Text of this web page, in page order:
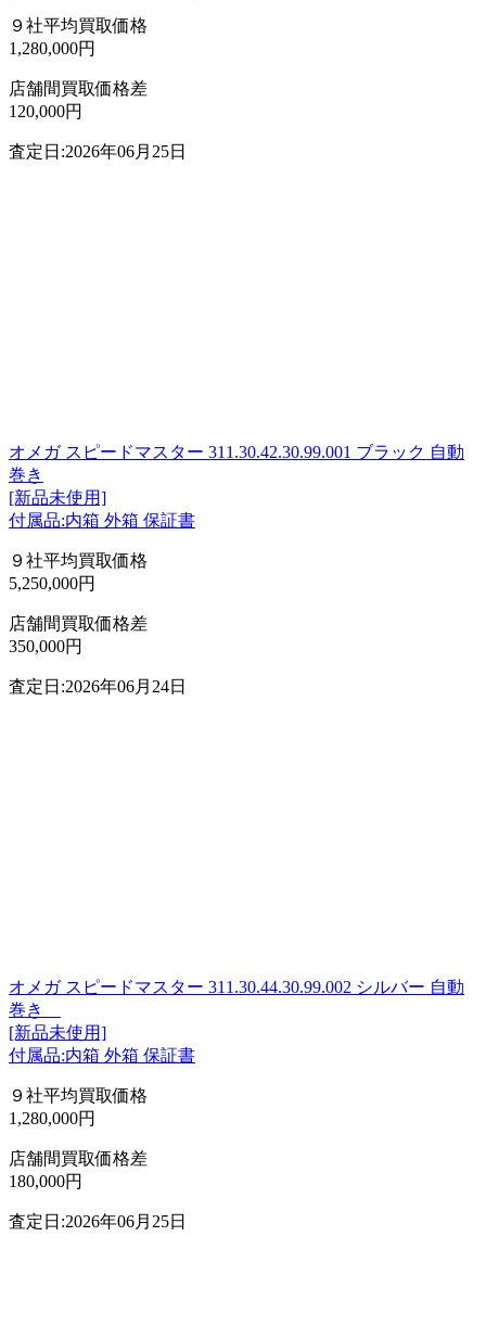
９社平均買取価格
1,280,000円
店舗間買取価格差
120,000円
査定日:2026年06月25日
オメガ スピードマスター 311.30.42.30.99.001 ブラック 自動
巻き
[新品未使用]
付属品:内箱 外箱 保証書
９社平均買取価格
5,250,000円
店舗間買取価格差
350,000円
査定日:2026年06月24日
オメガ スピードマスター 311.30.44.30.99.002 シルバー 自動
巻き
[新品未使用]
付属品:内箱 外箱 保証書
９社平均買取価格
1,280,000円
店舗間買取価格差
180,000円
査定日:2026年06月25日